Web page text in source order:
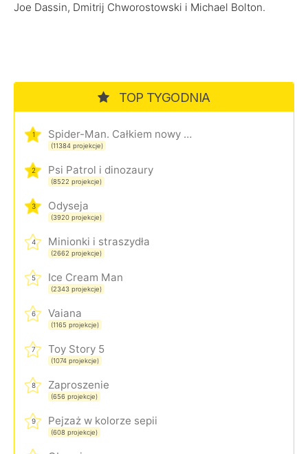
Joe Dassin, Dmitrij Chworostowski i Michael Bolton.
TOP TYGODNIA
1 Spider-Man. Całkiem nowy dzień
(11384 projekcje)
2 Psi Patrol i dinozaury
(8522 projekcje)
3 Odyseja
(3920 projekcje)
4 Minionki i straszydła
(2662 projekcje)
5 Ice Cream Man
(2343 projekcje)
6 Vaiana
(1165 projekcje)
7 Toy Story 5
(1074 projekcje)
8 Zaproszenie
(656 projekcje)
9 Pejzaż w kolorze sepii
(608 projekcje)